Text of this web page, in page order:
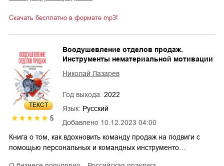
Скачать бесплатно в формате mp3!
ТЕКСТ
5
Добавлено 10.12.2023 04:00
Воодушевление отделов продаж.
Инструменты нематериальной мотивации
Николай Лазарев
Год выхода: 2022
Язык: Русский
Книга о том, как вдохновить команду продаж на подвиги с
помощью персональных и командных инструменто…